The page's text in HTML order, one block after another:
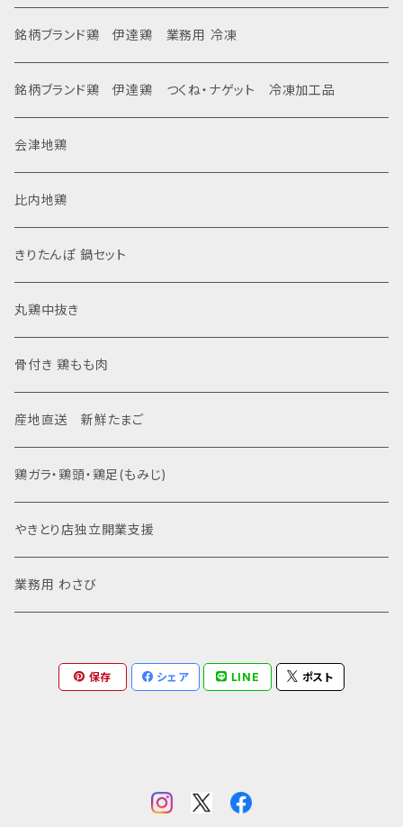
銘柄ブランド鶏 伊達鶏 業務用 冷凍
銘柄ブランド鶏 伊達鶏 つくね・ナゲット 冷凍加工品
会津地鶏
比内地鶏
きりたんぽ 鍋セット
丸鶏中抜き
骨付き 鶏もも肉
産地直送 新鮮たまご
鶏ガラ・鶏頭・鶏足(もみじ)
やきとり店独立開業支援
業務用 わさび
保存 シェア LINE ポスト